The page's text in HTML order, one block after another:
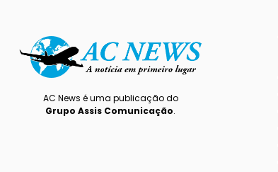
AC News é uma publicação do
Grupo Assis Comunicação.